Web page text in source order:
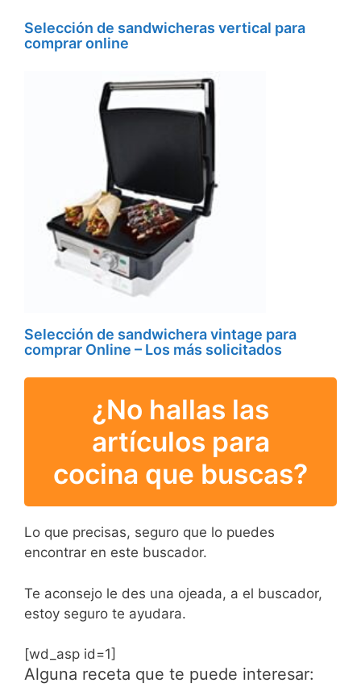
Selección de sandwicheras vertical para
comprar online
Selección de sandwichera vintage para
comprar Online – Los más solicitados
¿No hallas las
artículos para
cocina que buscas?
Lo que precisas, seguro que lo puedes
encontrar en este buscador.
Te aconsejo le des una ojeada, a el buscador,
estoy seguro te ayudara.
[wd_asp id=1]
Alguna receta que te puede interesar: